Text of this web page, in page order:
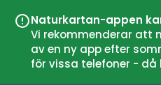
Naturkartan-appen
Vi rekommenderar att
av en ny app efter
för vissa telefoner - då